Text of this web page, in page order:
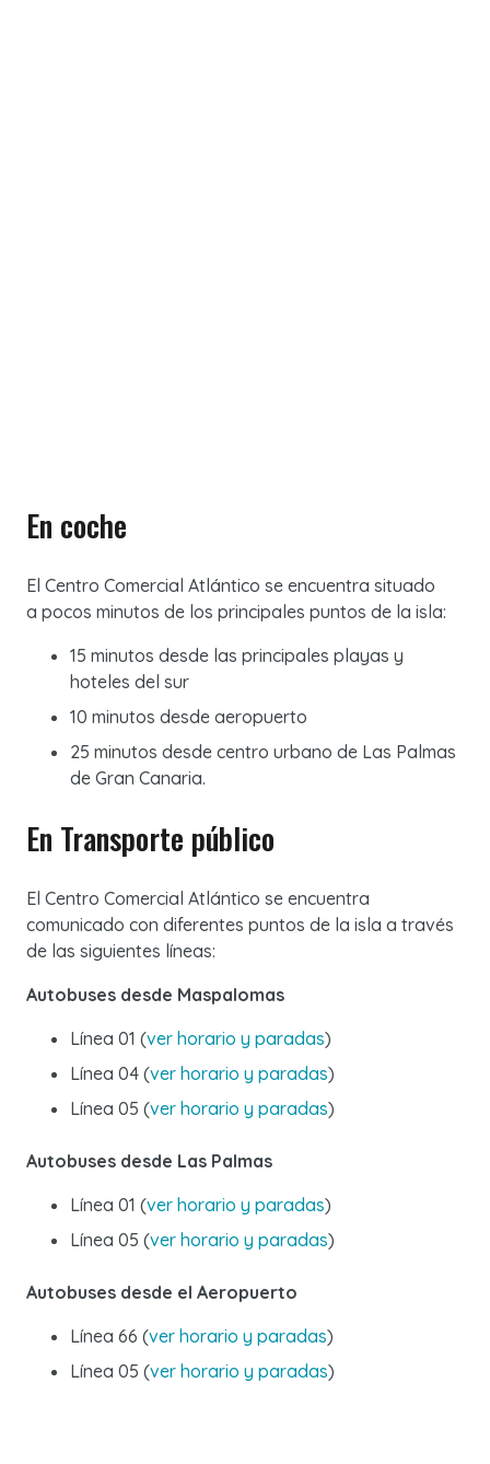
En coche
El Centro Comercial Atlántico se encuentra situado
a pocos minutos de los principales puntos de la isla:
15 minutos desde las principales playas y
hoteles del sur
10 minutos desde aeropuerto
25 minutos desde centro urbano de Las Palmas
de Gran Canaria.
En Transporte público
El Centro Comercial Atlántico se encuentra
comunicado con diferentes puntos de la isla a través
de las siguientes líneas:
Autobuses desde Maspalomas
Línea 01 (ver horario y paradas)
Línea 04 (ver horario y paradas)
Línea 05 (ver horario y paradas)
Autobuses desde Las Palmas
Línea 01 (ver horario y paradas)
Línea 05 (ver horario y paradas)
Autobuses desde el Aeropuerto
Línea 66 (ver horario y paradas)
Línea 05 (ver horario y paradas)